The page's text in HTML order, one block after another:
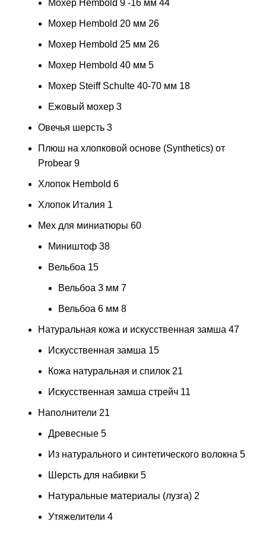
Мохер Hembold 9 -16 мм 44
Мохер Hembold 20 мм 26
Мохер Hembold 25 мм 26
Мохер Hembold 40 мм 5
Мохер Steiff Schulte 40-70 мм 18
Ежовый мохер 3
Овечья шерсть 3
Плюш на хлопковой основе (Synthetics) от
Probear 9
Хлопок Hembold 6
Хлопок Италия 1
Мех для миниатюры 60
Миништоф 38
Вельбоа 15
Вельбоа 3 мм 7
Вельбоа 6 мм 8
Натуральная кожа и искусственная замша 47
Искусственная замша 15
Кожа натуральная и спилок 21
Искусственная замша стрейч 11
Наполнители 21
Древесные 5
Из натурального и синтетического волокна 5
Шерсть для набивки 5
Натуральные материалы (лузга) 2
Утяжелители 4